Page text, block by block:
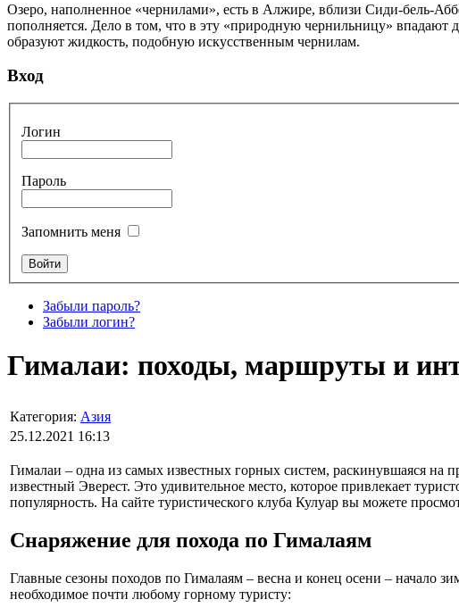
Озеро, наполненное «чернилами», есть в Алжире, вблизи Сиди-бель-
пополняется. Дело в том, что в эту «природную чернильницу»
образуют жидкость, подобную искусственным чернилам.
Вход
Логин
Пароль
Запомнить меня
Забыли пароль?
Забыли логин?
Гималаи: походы, маршруты и
Категория: Азия
25.12.2021 16:13
Гималаи – одна из самых известных горных систем, раскинувшаяся на
известный Эверест. Это удивительное место, которое привлекает
популярность. На сайте туристического клуба Кулуар вы можете
Снаряжение для похода по Гималаям
Главные сезоны походов по Гималаям – весна и конец осени – начало
необходимое почти любому горному туристу: